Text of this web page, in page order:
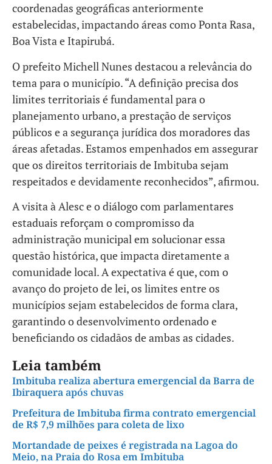
coordenadas geográficas anteriormente
estabelecidas, impactando áreas como Ponta Rasa,
Boa Vista e Itapirubá.
O prefeito Michell Nunes destacou a relevância do
tema para o município. “A definição precisa dos
limites territoriais é fundamental para o
planejamento urbano, a prestação de serviços
públicos e a segurança jurídica dos moradores das
áreas afetadas. Estamos empenhados em assegurar
que os direitos territoriais de Imbituba sejam
respeitados e devidamente reconhecidos”, afirmou.
A visita à Alesc e o diálogo com parlamentares
estaduais reforçam o compromisso da
administração municipal em solucionar essa
questão histórica, que impacta diretamente a
comunidade local. A expectativa é que, com o
avanço do projeto de lei, os limites entre os
municípios sejam estabelecidos de forma clara,
garantindo o desenvolvimento ordenado e
beneficiando os cidadãos de ambas as cidades.
Leia também
Imbituba realiza abertura emergencial da Barra de
Ibiraquera após chuvas
Prefeitura de Imbituba firma contrato emergencial
de R$ 7,9 milhões para coleta de lixo
Mortandade de peixes é registrada na Lagoa do
Meio, na Praia do Rosa em Imbituba